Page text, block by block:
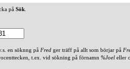
på Sök
en söknng på Fred ger träff på allt som börjar på
t.ex. vid sökning på förnamn %Joel eller